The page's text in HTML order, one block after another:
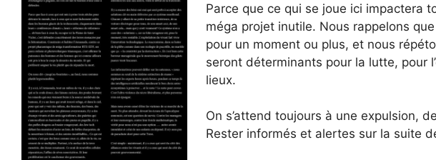
Parce que ce qui se joue ici impactera
méga projet inutile. Nous rappelons
pour un moment ou plus, et nous
seront déterminants pour la lutte, pour
lieux.
On s’attend toujours à une expulsion,
Rester informés et alertes sur la suite